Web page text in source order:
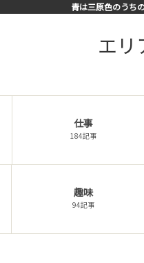
青は三原色のうち
エリ
仕事
184記事
趣味
94記事